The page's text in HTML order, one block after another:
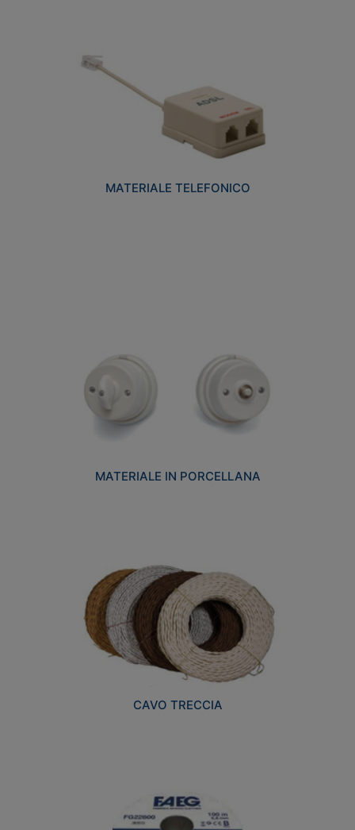
MATERIALE TELEFONICO
MATERIALE IN PORCELLANA
CAVO TRECCIA